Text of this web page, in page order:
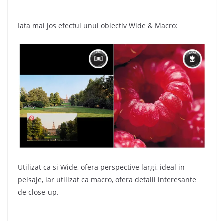
Iata mai jos efectul unui obiectiv Wide & Macro:
Utilizat ca si Wide, ofera perspective largi, ideal in
peisaje, iar utilizat ca macro, ofera detalii interesante
de close-up.